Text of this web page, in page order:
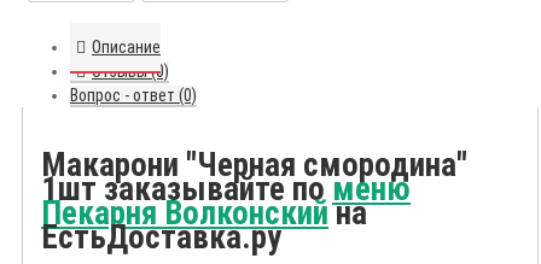
Описание
Отзывы (0)
Вопрос - ответ (0)
Макарони "Черная смородина"
1шт заказывайте поменю
Пекарня Волконскийна
ЕстьДоставка.ру